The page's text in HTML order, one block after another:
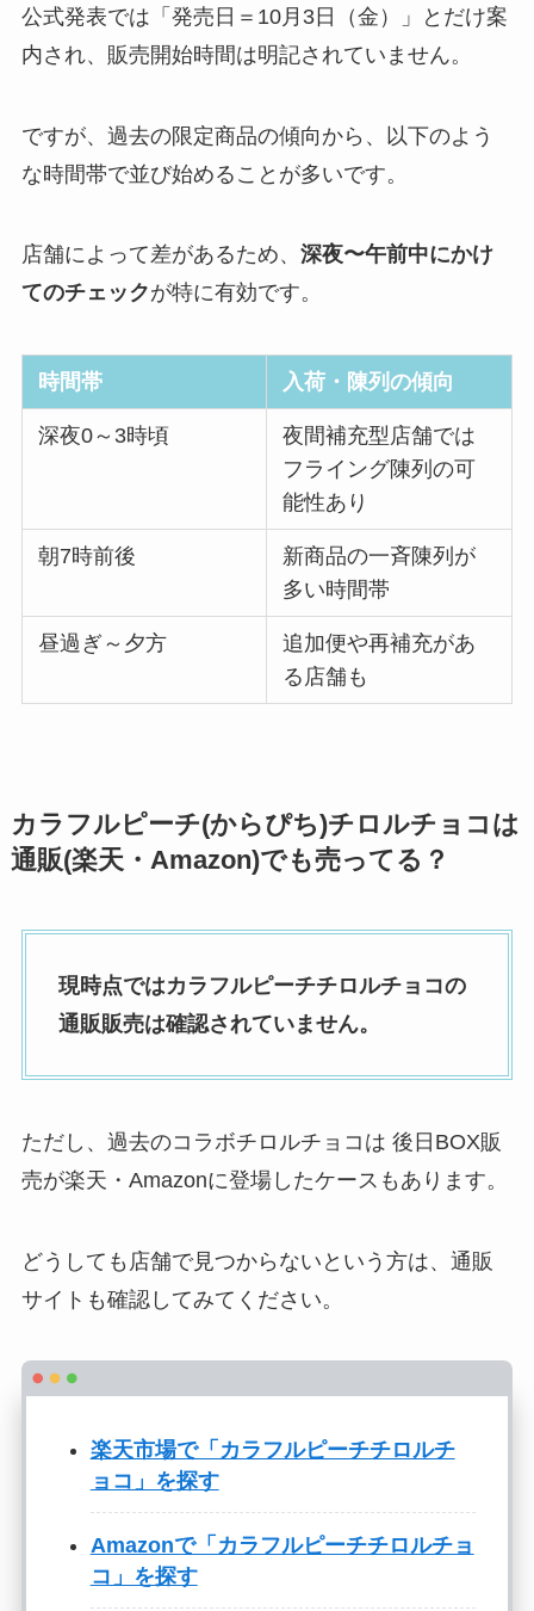
公式発表では「発売日＝10月3日（金）」とだけ案
内され、販売開始時間は明記されていません。
ですが、過去の限定商品の傾向から、以下のよう
な時間帯で並び始めることが多いです。
店舗によって差があるため、 深夜〜午前中にかけ
てのチェックが特に有効です。
時間帯 入荷・陳列の傾向
深夜0～3時頃
夜間補充型店舗では
フライング陳列の可
能性あり
朝7時前後
新商品の一斉陳列が
多い時間帯
昼過ぎ～夕方
追加便や再補充があ
る店舗も
カラフルピーチ(からぴち)チロルチョコは
通販(楽天・Amazon)でも売ってる？
現時点ではカラフルピーチチロルチョコの
通販販売は確認されていません。
ただし、過去のコラボチロルチョコは 後日BOX販
売が楽天・Amazonに登場したケースもあります。
どうしても店舗で見つからないという方は、通販
サイトも確認してみてください。
楽天市場で「カラフルピーチチロルチ
ョコ」を探す
Amazonで「カラフルピーチチロルチョ
コ」を探す